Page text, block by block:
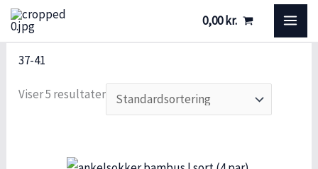
Gå
indholdet
0,00kr.
SS
37-41
Viser 5 resultater